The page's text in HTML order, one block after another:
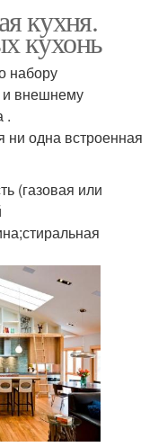
кухня.
кухонь
набору
внешнему
.
ни одна встроенная
(газовая или